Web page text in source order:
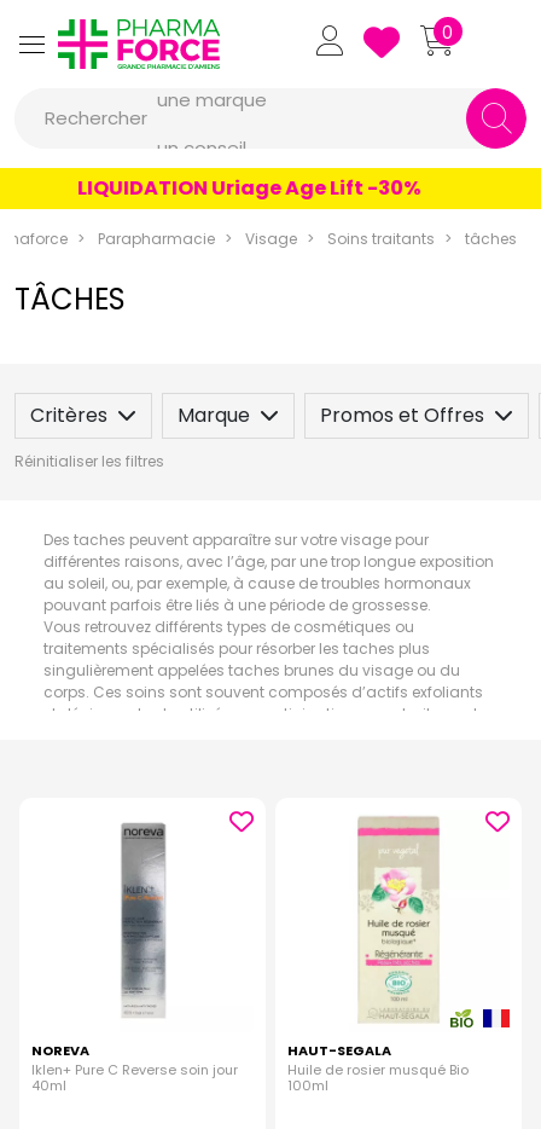
Pharmaforce Grande Pharmacie
0
Rechercher
une marque
un conseil
un produit
une marque
LIQUIDATION Uriage Age Lift -30%
Parapharmacie Visage Soins traitants tâches
TÂCHES
Critères Marque Promos et Offres
Réinitialiser les filtres
Des taches peuvent apparaître sur votre visage pour
différentes raisons, avec l’âge, par une trop longue exposition
au soleil, ou, par exemple, à cause de troubles hormonaux
pouvant parfois être liés à une période de grossesse.
Vous retrouvez différents types de cosmétiques ou
traitements spécialisés pour résorber les taches plus
singulièrement appelées taches brunes du visage ou du
corps. Ces soins sont souvent composés d’actifs exfoliants
et dépigmentants utilisés par anticipation ou en traitement
votre peau une crème solaire protectrice avec un indice
adapté. Plus généralement, si votre peau est sensible aux
taches, il vous faudra éviter les expositions longues et
prolongées au soleil ou utiliser une crème solaire.
NOREVA
Iklen+ Pure C Reverse soin jour
40ml
HAUT-SEGALA
Huile de rosier musqué Bio
100ml